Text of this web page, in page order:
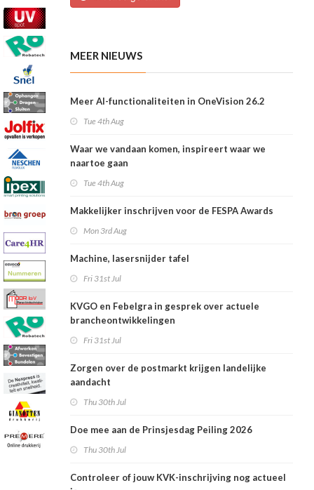
MEER NIEUWS
Meer AI-functionaliteiten in OneVision 26.2
Tue 4th Aug
Waar we vandaan komen, inspireert waar we
naartoe gaan
Tue 4th Aug
Makkelijker inschrijven voor de FESPA Awards
Mon 3rd Aug
Machine, lasersnijder tafel
Fri 31st Jul
KVGO en Febelgra in gesprek over actuele
brancheontwikkelingen
Fri 31st Jul
Zorgen over de postmarkt krijgen landelijke
aandacht
Thu 30th Jul
Doe mee aan de Prinsjesdag Peiling 2026
Thu 30th Jul
Controleer of jouw KVK-inschrijving nog actueel